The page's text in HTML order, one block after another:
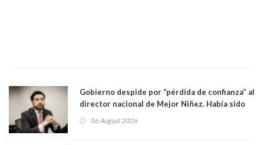
Gobierno despide por “pérdida de confianza” al
director nacional de Mejor Niñez. Había sido
06 August 2026